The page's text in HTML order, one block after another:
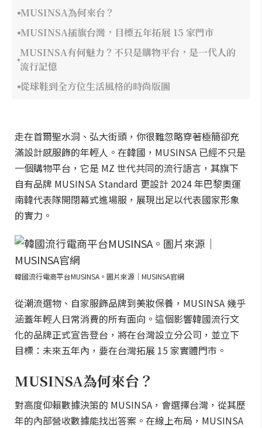
MUSINSA為何來台？
MUSINSA插旗台灣，目標五年拓展 15 家門市
MUSINSA有何魅力？不只是購物平台，是一代人的
流行記憶
從球鞋到全方位生活風格的時尚版圖
走在首爾聖水洞、弘大街頭，你很難忽略穿著極簡卻充
滿設計感服飾的年輕人。在韓國，MUSINSA 已經不只是
一個購物平台，它是 MZ 世代共同的流行語言，其旗下
自有品牌 MUSINSA Standard 更設計 2024 年巴黎奧運
南韓代表隊開閉幕式進場服，展現出足以代表國家形象
的實力。
韓國流行電商平台MUSINSA。圖片來源｜MUSINSA官網
從潮流選物、自家服飾品牌到美妝保養，MUSINSA 幾乎
涵蓋年輕人日常消費的所有面向。這個影響韓國流行文
化的品牌正式宣告登台，將在台灣設立分公司，並立下
目標：未來五年內，要在台灣拓展 15 家實體門市。
MUSINSA為何來台？
對高度仰賴數據決策的 MUSINSA，會選擇台灣，從其歷
年的內部營收數據能找出答案。在線上布局，MUSINSA